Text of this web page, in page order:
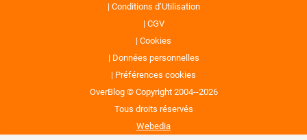
Conditions d’Utilisation
CGV
Cookies
Données personnelles
Préférences cookies
OverBlog © Copyright 2004--2026
Tous droits réservés
Webedia